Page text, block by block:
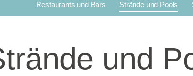
Restaurants und Bars Strände und Pools
und